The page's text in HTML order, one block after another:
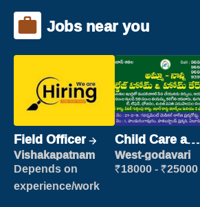
Jobs near you
Field Officer
Vishakapatnam
Depends on
experience/work
Child Care and
Patient care
West-godavari
₹18000 - ₹25000